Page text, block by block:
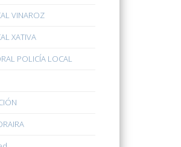
VINAROZ
XATIVA
POLICÍA LOCAL